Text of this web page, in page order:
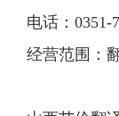
电话：0351-
经营范围：